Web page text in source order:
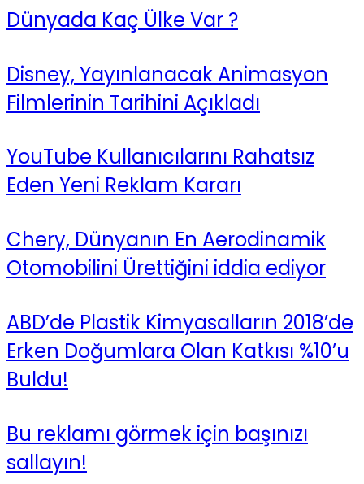
Dünyada Kaç Ülke Var ?
Disney, Yayınlanacak Animasyon
Filmlerinin Tarihini Açıkladı
YouTube Kullanıcılarını Rahatsız
Eden Yeni Reklam Kararı
Chery, Dünyanın En Aerodinamik
Otomobilini Ürettiğini iddia ediyor
ABD’de Plastik Kimyasalların 2018’de
Erken Doğumlara Olan Katkısı %10’u
Buldu!
Bu reklamı görmek için başınızı
sallayın!